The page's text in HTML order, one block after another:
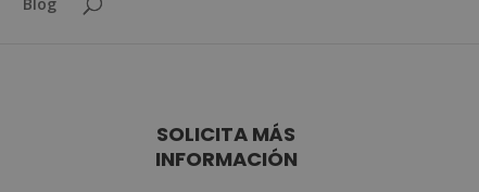
SOLICITA MÁS
INFORMACIÓN